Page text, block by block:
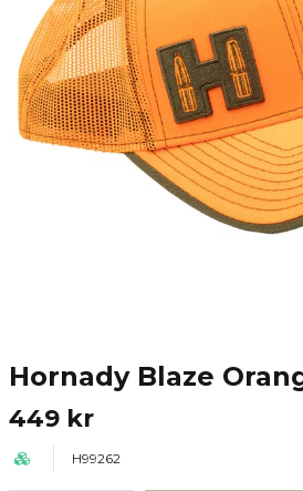
Hornady Blaze
449 kr
H99262